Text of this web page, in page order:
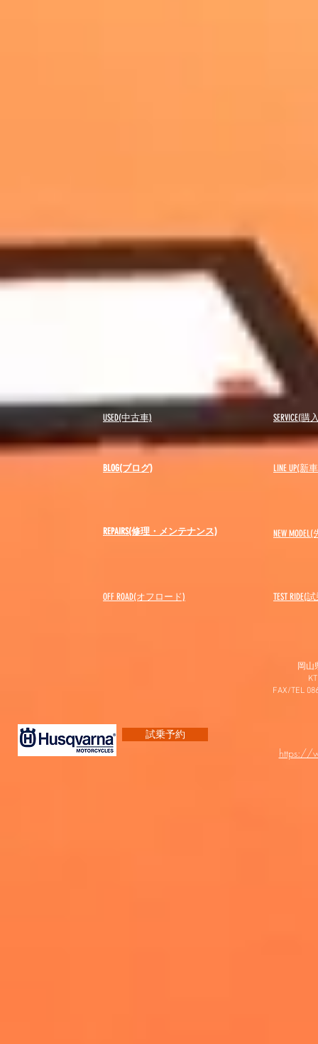
USED(中古車)
BLOG(ブログ)
SERVICE(
LINE UP(新
REPAIRS(修理・メンテナンス) NEW MODEL(
OFF ROAD(オフロード) ​TEST RIDE(
岡山
FAX/TEL
試乗予約
https://